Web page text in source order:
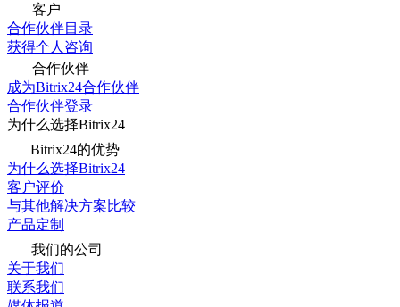
客户
合作伙伴目录
获得个人咨询
合作伙伴
成为Bitrix24合作伙伴
合作伙伴登录
为什么选择Bitrix24
Bitrix24的优势
为什么选择Bitrix24
客户评价
与其他解决方案比较
产品定制
我们的公司
关于我们
联系我们